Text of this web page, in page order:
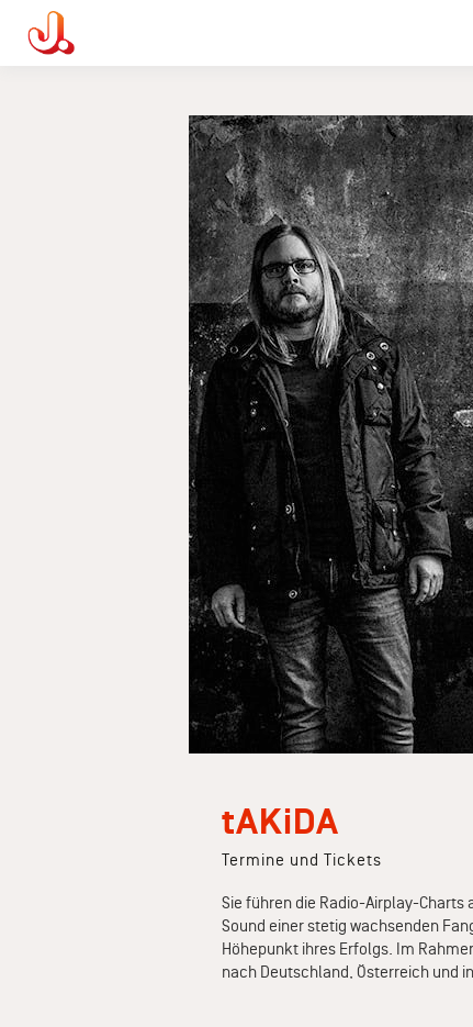
tAKiDA
Termine und Tickets
Sie führen die Radio-Airplay-
Sound einer stetig wachsenden
Höhepunkt ihres Erfolgs. Im
nach Deutschland, Österreich und